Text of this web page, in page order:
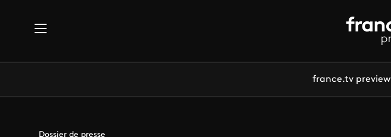
france.tv preview
Dossier de presse